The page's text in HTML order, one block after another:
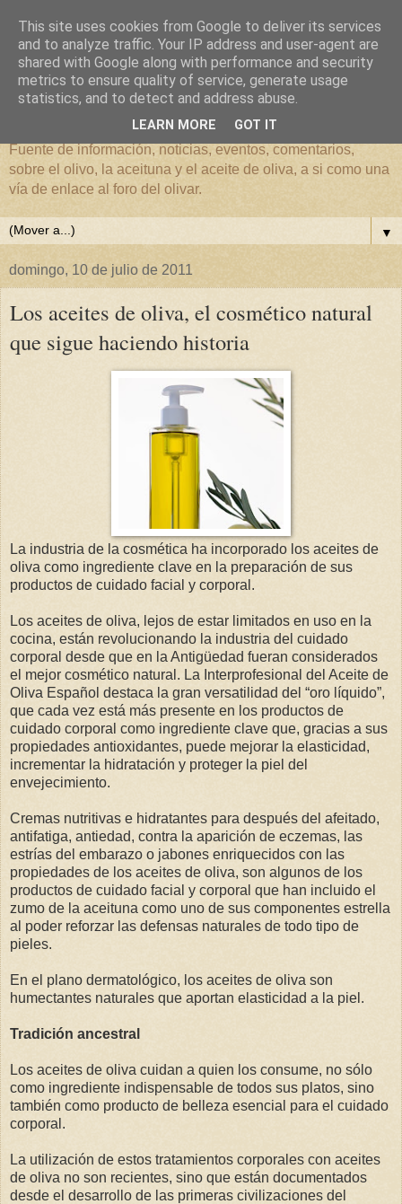
El mundo del Olivar
Fuente de información, noticias, eventos, comentarios,
sobre el olivo, la aceituna y el aceite de oliva, a si como una
vía de enlace al foro del olivar.
▼
domingo, 10 de julio de 2011
Los aceites de oliva, el cosmético natural
que sigue haciendo historia
La industria de la cosmética ha incorporado los aceites de
oliva como ingrediente clave en la preparación de sus
productos de cuidado facial y corporal.
Los aceites de oliva, lejos de estar limitados en uso en la
cocina, están revolucionando la industria del cuidado
corporal desde que en la Antigüedad fueran considerados
el mejor cosmético natural. La Interprofesional del Aceite de
Oliva Español destaca la gran versatilidad del “oro líquido”,
que cada vez está más presente en los productos de
cuidado corporal como ingrediente clave que, gracias a sus
propiedades antioxidantes, puede mejorar la elasticidad,
incrementar la hidratación y proteger la piel del
envejecimiento.
Cremas nutritivas e hidratantes para después del afeitado,
antifatiga, antiedad, contra la aparición de eczemas, las
estrías del embarazo o jabones enriquecidos con las
propiedades de los aceites de oliva, son algunos de los
productos de cuidado facial y corporal que han incluido el
zumo de la aceituna como uno de sus componentes estrella
al poder reforzar las defensas naturales de todo tipo de
pieles.
En el plano dermatológico, los aceites de oliva son
humectantes naturales que aportan elasticidad a la piel.
Tradición ancestral
Los aceites de oliva cuidan a quien los consume, no sólo
como ingrediente indispensable de todos sus platos, sino
también como producto de belleza esencial para el cuidado
corporal.
La utilización de estos tratamientos corporales con aceites
de oliva no son recientes, sino que están documentados
desde el desarrollo de las primeras civilizaciones del
This site uses cookies from Google to deliver its services
and to analyze traffic. Your IP address and user-agent are
shared with Google along with performance and security
metrics to ensure quality of service, generate usage
statistics, and to detect and address abuse.
LEARN MORE GOT IT